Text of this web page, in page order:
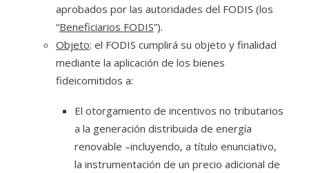
aprobados por las autoridades del FODIS (los
“Beneficiarios FODIS”).
Objeto: el FODIS cumplirá su objeto y finalidad
mediante la aplicación de los bienes
fideicomitidos a:
El otorgamiento de incentivos no tributarios
a la generación distribuida de energía
renovable –incluyendo, a título enunciativo,
la instrumentación de un precio adicional de